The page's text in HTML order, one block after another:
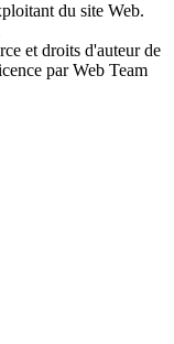
du site Web.
et droits d'auteur de
par Web Team